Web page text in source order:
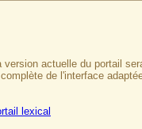
actuelle du portail
de l'interface
lexical